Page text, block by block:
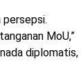
persepsi.
MoU,”
diplomatis,